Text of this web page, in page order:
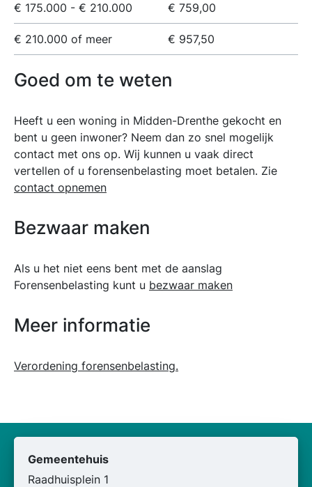
€ 175.000 - € 210.000 € 759,00
€ 210.000 of meer € 957,50
Goed om te weten
Heeft u een woning in Midden-Drenthe gekocht en
bent u geen inwoner? Neem dan zo snel mogelijk
contact met ons op. Wij kunnen u vaak direct
vertellen of u forensenbelasting moet betalen. Zie
contact opnemen
Bezwaar maken
Als u het niet eens bent met de aanslag
Forensenbelasting kunt u bezwaar maken
Meer informatie
Verordening forensenbelasting.
Gemeentehuis
Raadhuisplein 1